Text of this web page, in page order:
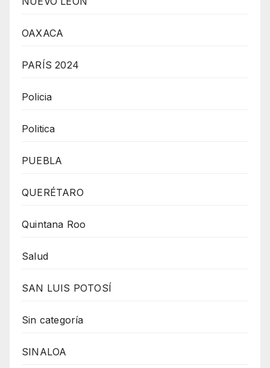
OAXACA
PARÍS 2024
Policia
Politica
PUEBLA
QUERÉTARO
Quintana Roo
Salud
SAN LUIS POTOSÍ
Sin categoría
SINALOA